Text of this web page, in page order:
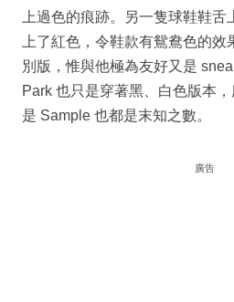
上過色的痕跡。另一隻球鞋鞋
上了紅色，令鞋款有鴛鴦色的
別版，惟與他極為友好又是
Park 也只是穿著黑、白色版本
是 Sample 也都是末知之數。
廣告